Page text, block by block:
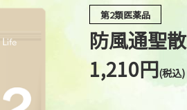
第2類医薬品
防風通聖散
1,210円(税込)